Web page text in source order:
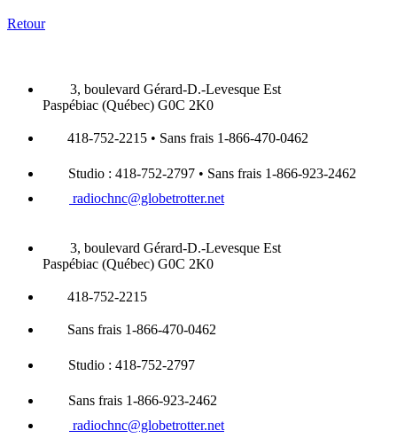
Retour
3, boulevard Gérard-D.-Levesque Est
Paspébiac (Québec) G0C 2K0
418-752-2215 • Sans frais 1-866-470-0462
Studio : 418-752-2797 • Sans frais 1-866-923-2462
radiochnc@globetrotter.net
3, boulevard Gérard-D.-Levesque Est
Paspébiac (Québec) G0C 2K0
418-752-2215
Sans frais 1-866-470-0462
Studio : 418-752-2797
Sans frais 1-866-923-2462
radiochnc@globetrotter.net